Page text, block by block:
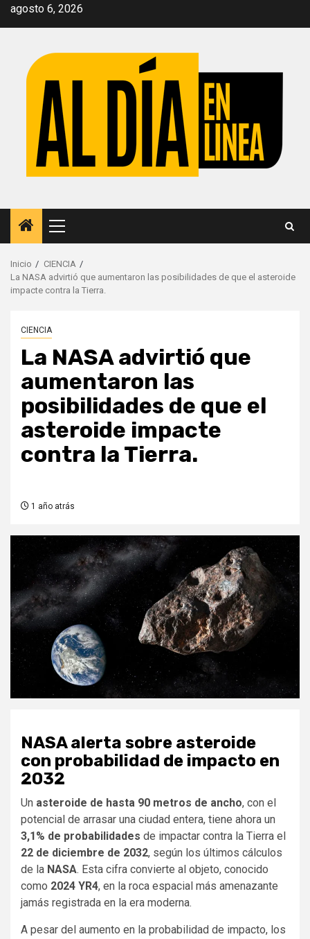
Saltar
agosto 6, 2026
Menú
principal
Inicio
CIENCIA
La NASA advirtió que aumentaron las posibilidades de que el asteroide
impacte contra la Tierra.
CIENCIA
La NASA advirtió que
aumentaron las
posibilidades de que el
asteroide impacte
contra la Tierra.
1 año atrás
NASA alerta sobre asteroide
con probabilidad de impacto en
2032
Un asteroide de hasta 90 metros de ancho, con el
potencial de arrasar una ciudad entera, tiene ahora un
3,1% de probabilidades de impactar contra la Tierra el
22 de diciembre de 2032, según los últimos cálculos
de la NASA. Esta cifra convierte al objeto, conocido
como 2024 YR4, en la roca espacial más amenazante
jamás registrada en la era moderna.
A pesar del aumento en la probabilidad de impacto, los